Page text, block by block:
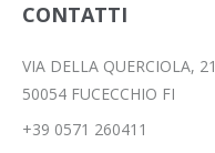
CONTATTI
VIA DELLA QUERCIOLA, 21
50054 FUCECCHIO FI
+39 0571 260411